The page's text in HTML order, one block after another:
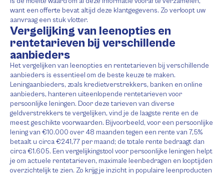
want een offerte bevat altijd deze klantgegevens. Zo verloopt uw
aanvraag een stuk vlotter.
Vergelijking van leenopties en
rentetarieven bij verschillende
aanbieders
Het vergelijken van leenopties en rentetarieven bij verschillende
aanbieders is essentieel om de beste keuze te maken.
Leningaanbieders, zoals kredietverstrekkers, banken en online
aanbieders, hanteren uiteenlopende rentetarieven voor
persoonlijke leningen. Door deze tarieven van diverse
geldverstrekkers te vergelijken, vind je de laagste rente en de
meest geschikte voorwaarden. Bijvoorbeeld, voor een persoonlijke
lening van €10.000 over 48 maanden tegen een rente van 7,5%
betaalt u circa €241,77 per maand; de totale rente bedraagt dan
circa €1.605. Een vergelijkingstool voor persoonlijke leningen helpt
je om actuele rentetarieven, maximale leenbedragen en looptijden
overzichtelijk te zien. Zo krijg je inzicht in populaire leenproducten